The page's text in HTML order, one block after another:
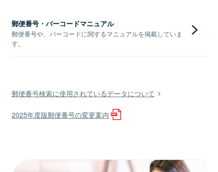
郵便番号・バーコードマニュアル
郵便番号や、バーコードに関するマニュアルを掲載していま
す。
郵便番号検索に使用されているデータについて
2025年度版郵便番号の変更案内